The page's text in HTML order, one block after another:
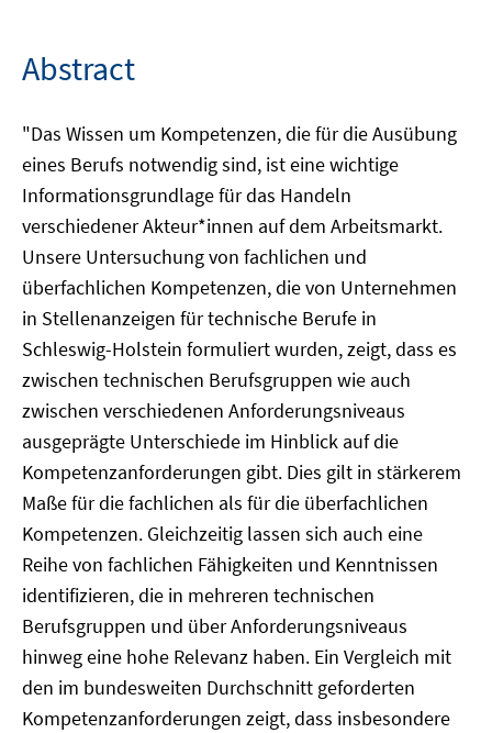
Abstract
"Das Wissen um Kompetenzen, die für die Ausübung
eines Berufs notwendig sind, ist eine wichtige
Informationsgrundlage für das Handeln
verschiedener Akteur*innen auf dem Arbeitsmarkt.
Unsere Untersuchung von fachlichen und
überfachlichen Kompetenzen, die von Unternehmen
in Stellenanzeigen für technische Berufe in
Schleswig-Holstein formuliert wurden, zeigt, dass es
zwischen technischen Berufsgruppen wie auch
zwischen verschiedenen Anforderungsniveaus
ausgeprägte Unterschiede im Hinblick auf die
Kompetenzanforderungen gibt. Dies gilt in stärkerem
Maße für die fachlichen als für die überfachlichen
Kompetenzen. Gleichzeitig lassen sich auch eine
Reihe von fachlichen Fähigkeiten und Kenntnissen
identifizieren, die in mehreren technischen
Berufsgruppen und über Anforderungsniveaus
hinweg eine hohe Relevanz haben. Ein Vergleich mit
den im bundesweiten Durchschnitt geforderten
Kompetenzanforderungen zeigt, dass insbesondere